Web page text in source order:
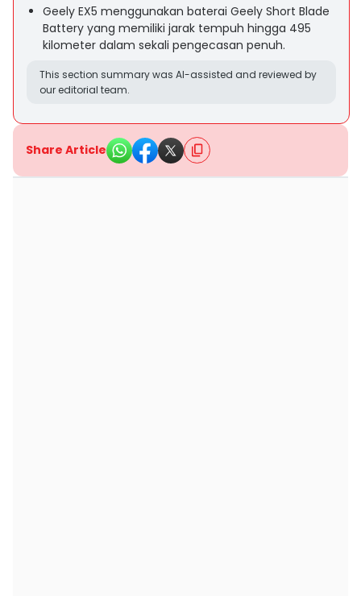
Geely EX5 menggunakan baterai Geely Short Blade
Battery yang memiliki jarak tempuh hingga 495
kilometer dalam sekali pengecasan penuh.
This section summary was AI-assisted and reviewed by
our editorial team.
Share Article